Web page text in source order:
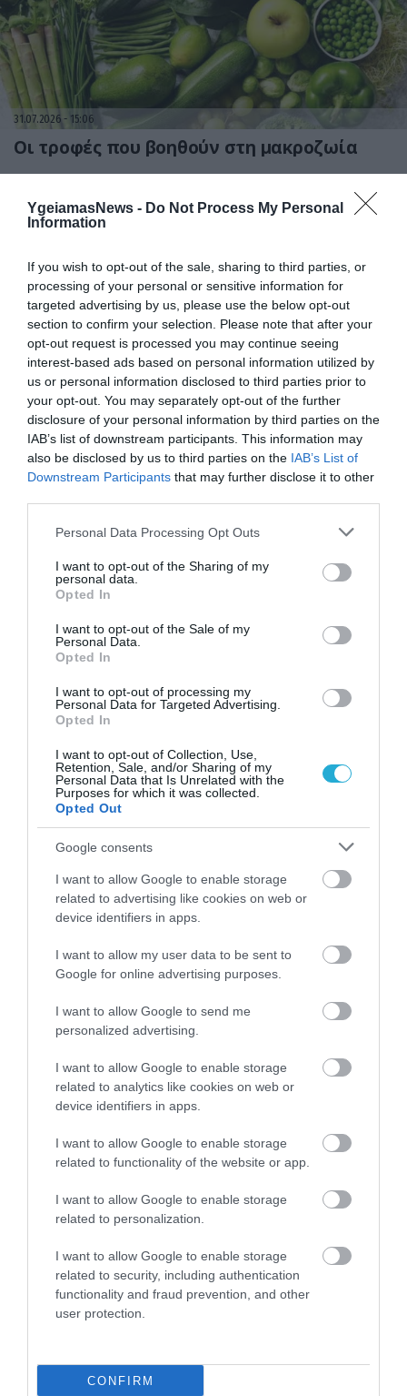
YgeiamasNews - Do Not Process My Personal
Information
If you wish to opt-out of the sale, sharing to third parties, or
processing of your personal or sensitive information for
targeted advertising by us, please use the below opt-out
section to confirm your selection. Please note that after your
opt-out request is processed you may continue seeing
interest-based ads based on personal information utilized by
us or personal information disclosed to third parties prior to
your opt-out. You may separately opt-out of the further
disclosure of your personal information by third parties on the
IAB’s list of downstream participants. This information may
also be disclosed by us to third parties on the IAB’s List of
Downstream Participants that may further disclose it to other
Please note that this website/app uses one or more Google
not limited to your visit or usage behaviour. You may click to
grant or deny consent to Google and its third-party tags to
use your data for below specified purposes in below Google
consent section.
Personal Data Processing Opt Outs
I want to opt-out of the Sharing of my
personal data.
Opted In
I want to opt-out of the Sale of my
Personal Data.
Opted In
I want to opt-out of processing my
Personal Data for Targeted Advertising.
Opted In
I want to opt-out of Collection, Use,
Retention, Sale, and/or Sharing of my
Personal Data that Is Unrelated with the
Purposes for which it was collected.
Opted Out
Google consents
I want to allow Google to enable storage
related to advertising like cookies on web or
device identifiers in apps.
I want to allow my user data to be sent to
Google for online advertising purposes.
I want to allow Google to send me
personalized advertising.
I want to allow Google to enable storage
related to analytics like cookies on web or
device identifiers in apps.
I want to allow Google to enable storage
related to functionality of the website or app.
I want to allow Google to enable storage
related to personalization.
I want to allow Google to enable storage
related to security, including authentication
functionality and fraud prevention, and other
user protection.
CONFIRM
31.07.2026 15:06
Οι τροφές που βοηθούν στη μακροζωία
31.07.2026 15:05
Το σύμπτωμα που εμφανίζεται τη νύχτα
και μπορεί να προειδοποιεί για
καρδιοπάθεια
31.07.2026 03:06
Ιατρικά μυστήρια που έμειναν ανεξήγητα
Το πιο επικίνδυνο δωμάτιο του σπιτιού –
30.07.2026 15:11
Νιώθετε συνεχώς κουρασμένοι; – Η
εξάντληση που μπορεί να κρύβει ένα
αυτοάνοσο νόσημα
ΔΗΜΟΦΙΛΗ